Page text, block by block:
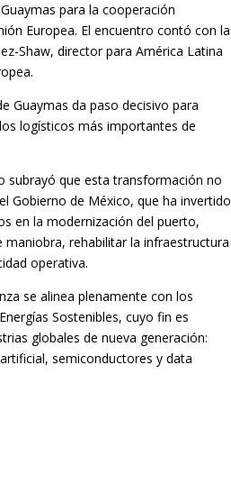
para la cooperación
Europea. El encuentro contó con la
Shaw, director para América Latina
Guaymas da paso decisivo para
logísticos más importantes de
subrayó que esta transformación no
Gobierno de México, que ha invertido
en la modernización del puerto,
rehabilitar la infraestructura
operativa.
se alinea plenamente con los
Sostenibles, cuyo fin es
globales de nueva generación:
semiconductores y data